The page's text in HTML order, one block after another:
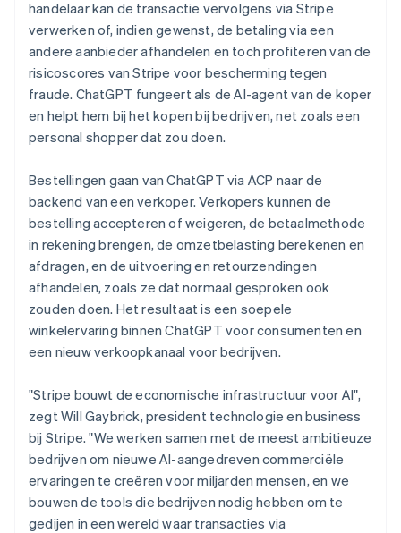
handelaar kan de transactie vervolgens via Stripe
verwerken of, indien gewenst, de betaling via een
andere aanbieder afhandelen en toch profiteren van de
risicoscores van Stripe voor bescherming tegen
fraude. ChatGPT fungeert als de AI-agent van de koper
en helpt hem bij het kopen bij bedrijven, net zoals een
personal shopper dat zou doen.
Bestellingen gaan van ChatGPT via ACP naar de
backend van een verkoper. Verkopers kunnen de
bestelling accepteren of weigeren, de betaalmethode
in rekening brengen, de omzetbelasting berekenen en
afdragen, en de uitvoering en retourzendingen
afhandelen, zoals ze dat normaal gesproken ook
zouden doen. Het resultaat is een soepele
winkelervaring binnen ChatGPT voor consumenten en
een nieuw verkoopkanaal voor bedrijven.
"Stripe bouwt de economische infrastructuur voor AI",
zegt Will Gaybrick, president technologie en business
bij Stripe. "We werken samen met de meest ambitieuze
bedrijven om nieuwe AI-aangedreven commerciële
ervaringen te creëren voor miljarden mensen, en we
bouwen de tools die bedrijven nodig hebben om te
gedijen in een wereld waar transacties via